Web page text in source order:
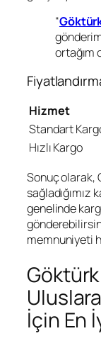
“
ortağım
Hizmet
Standart
Hızlı Kargo
Sonuç olarak,
genelinde
memnuniyeti
Göktürk
İçin En